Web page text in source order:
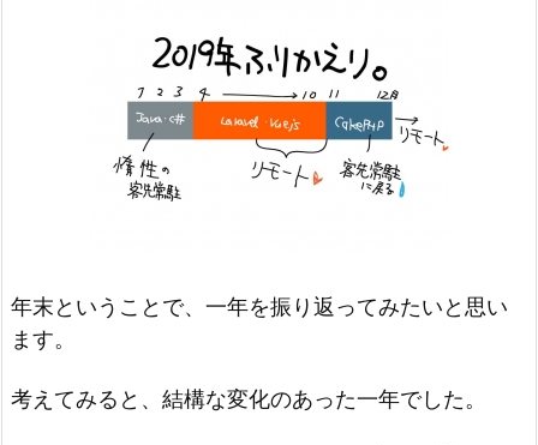
年末ということで、一年を振り返ってみたいと思い
ます。
考えてみると、結構な変化のあった一年でした。